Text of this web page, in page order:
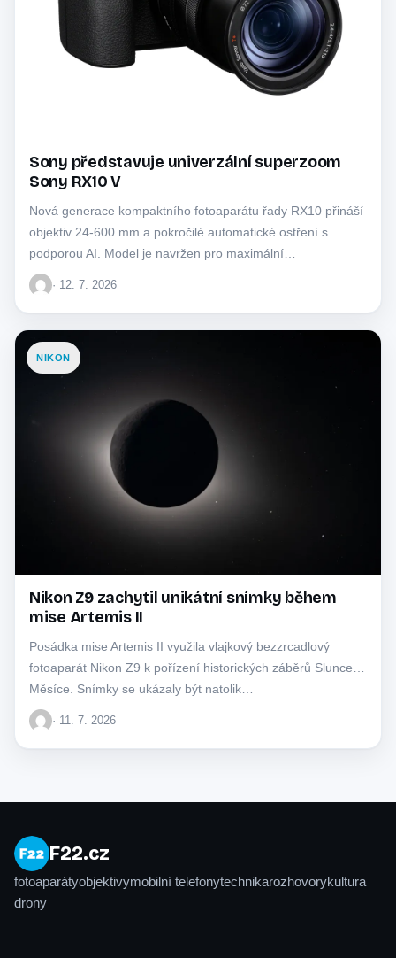
Sony představuje univerzální superzoom
Sony RX10 V
Nová generace kompaktního fotoaparátu řady RX10 přináší
objektiv 24-600 mm a pokročilé automatické ostření s
podporou AI. Model je navržen pro maximální…
· 12. 7. 2026
NIKON
Nikon Z9 zachytil unikátní snímky během
mise Artemis II
Posádka mise Artemis II využila vlajkový bezzrcadlový
fotoaparát Nikon Z9 k pořízení historických záběrů Slunce a
Měsíce. Snímky se ukázaly být natolik…
· 11. 7. 2026
F22.cz
fotoaparátyobjektivymobilní telefonytechnikarozhovorykultura
drony